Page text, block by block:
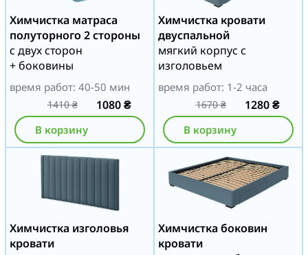
Химчистка матраса
полуторного 2 стороны
с двух сторон
+ боковины
время работ: 40-50 мин
1410₴ 1080₴
В корзину
Химчистка кровати
двуспальной
мягкий корпус с
изголовьем
время работ: 1-2 часа
1670₴ 1280₴
В корзину
Химчистка изголовья
кровати
Химчистка боковин
кровати